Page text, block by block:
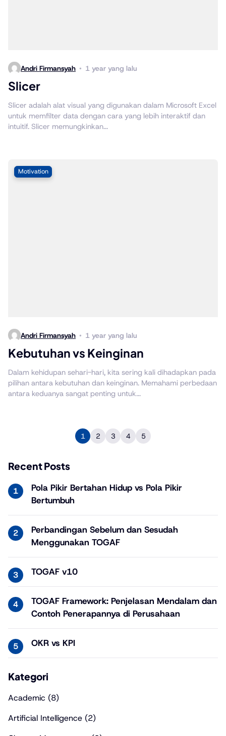
Andri Firmansyah 1 year yang lalu
Slicer
Slicer adalah alat visual yang digunakan dalam Microsoft Excel
untuk memfilter data dengan cara yang lebih interaktif dan
intuitif. Slicer memungkinkan...
Motivation
Andri Firmansyah 1 year yang lalu
Kebutuhan vs Keinginan
Dalam kehidupan sehari-hari, kita sering kali dihadapkan pada
pilihan antara kebutuhan dan keinginan. Memahami perbedaan
antara keduanya sangat penting untuk...
1 2 3 4 5
Recent Posts
Pola Pikir Bertahan Hidup vs Pola Pikir
Bertumbuh
Perbandingan Sebelum dan Sesudah
Menggunakan TOGAF
TOGAF v10
TOGAF Framework: Penjelasan Mendalam dan
Contoh Penerapannya di Perusahaan
OKR vs KPI
Kategori
Academic (8)
Artificial Intelligence (2)